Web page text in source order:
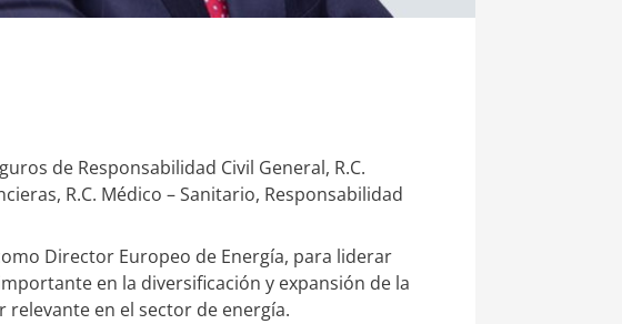
de Responsabilidad Civil General, R.C.
R.C. Médico – Sanitario, Responsabilidad
Director Europeo de Energía, para liderar
en la diversificación y expansión de la
relevante en el sector de energía.